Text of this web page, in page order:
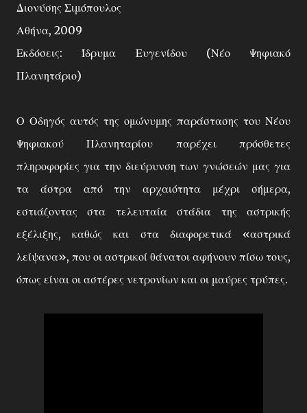
Διονύσης Σιμόπουλος
Αθήνα, 2009
Εκδόσεις: Ίδρυμα Ευγενίδου (Νέο Ψηφιακό
Πλανητάριο)
Ο Οδηγός αυτός της ομώνυμης παράστασης του Νέου
Ψηφιακού Πλανηταρίου παρέχει πρόσθετες
πληροφορίες για την διεύρυνση των γνώσεών μας για
τα άστρα από την αρχαιότητα μέχρι σήμερα,
εστιάζοντας στα τελευταία στάδια της αστρικής
εξέλιξης, καθώς και στα διαφορετικά «αστρικά
λείψανα», που οι αστρικοί θάνατοι αφήνουν πίσω τους,
όπως είναι οι αστέρες νετρονίων και οι μαύρες τρύπες.